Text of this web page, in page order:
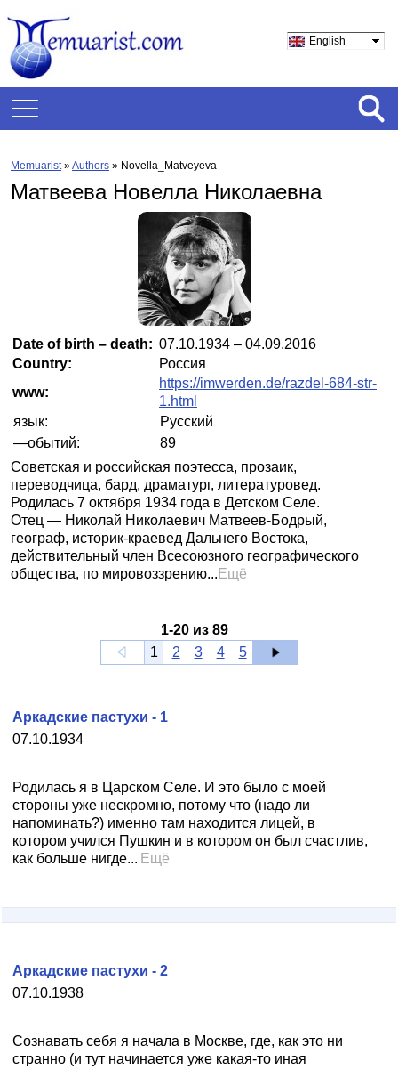
English
Memuarist»Authors » Novella_Matveyeva
Матвеева Новелла Николаевна
Date of birth – death: 07.10.1934 – 04.09.2016
Country:
Россия
www:
https://imwerden.de/razdel-684-str-
1.html
язык:
Русский
—обытий:
89
Советская и российская поэтесса, прозаик,
переводчица, бард, драматург, литературовед.
Родилась 7 октября 1934 года в Детском Селе.
Отец — Николай Николаевич Матвеев-Бодрый,
географ, историк-краевед Дальнего Востока,
действительный член Всесоюзного географического
общества, по мировоззрению... Ещё
1-20из 89
1
2 3 4 5
07.10.1934
Аркадские пастухи - 1
Родилась я в Царском Селе. И это было с моей
стороны уже нескромно, потому что (надо ли
напоминать?) именно там находится лицей, в
котором учился Пушкин и в котором он был счастлив,
как больше нигде... Ещё
07.10.1938
Аркадские пастухи - 2
Сознавать себя я начала в Москве, где, как это ни
странно (и тут начинается уже какая-то иная